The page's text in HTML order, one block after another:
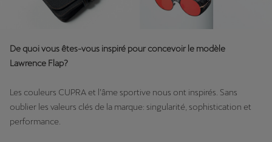
De quoi vous êtes-vous inspiré pour concevoir le modèle
Lawrence Flap?
Les couleurs CUPRA et l’âme sportive nous ont inspirés. Sans
oublier les valeurs clés de la marque: singularité, sophistication et
performance.